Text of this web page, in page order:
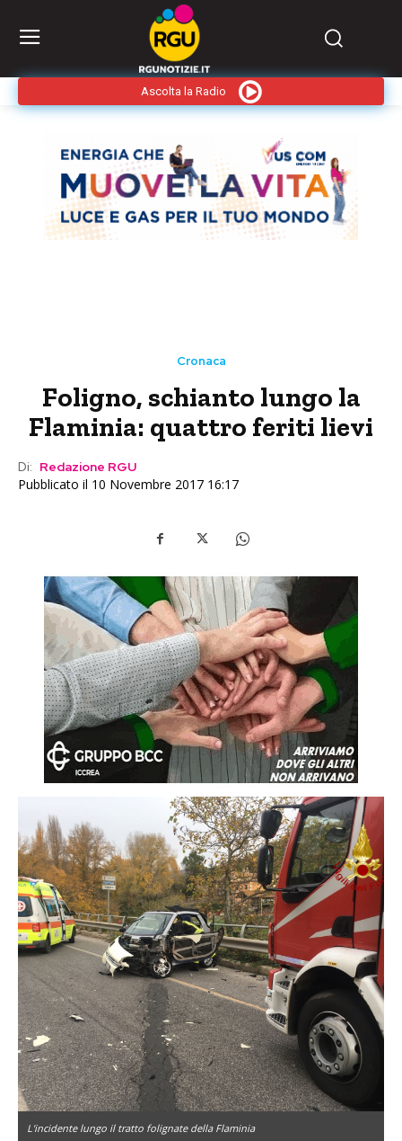
Ascolta la Radio
Cronaca
Foligno, schianto lungo la
Flaminia: quattro feriti lievi
Di: Redazione RGU
Pubblicato il 10 Novembre 2017 16:17
L'incidente lungo il tratto folignate della Flaminia